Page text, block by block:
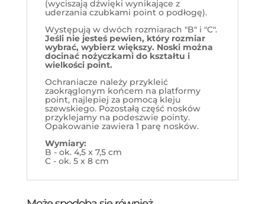
(wyciszają dźwięki wynikające z
uderzania czubkami point o podłogę).
Występują w dwóch rozmiarach "B" i "C".
Jeśli nie jesteś pewien, który rozmiar
wybrać, wybierz większy. Noski można
docinać nożyczkami do kształtu i
wielkości point.
Ochraniacze należy przykleić
zaokrąglonym końcem na platformy
point, najlepiej za pomocą kleju
szewskiego. Pozostałą część nosków
przyklejamy na podeszwie pointy.
Opakowanie zawiera 1 parę nosków.
Wymiary:
B - ok. 4,5 x 7,5 cm
C - ok. 5 x 8 cm